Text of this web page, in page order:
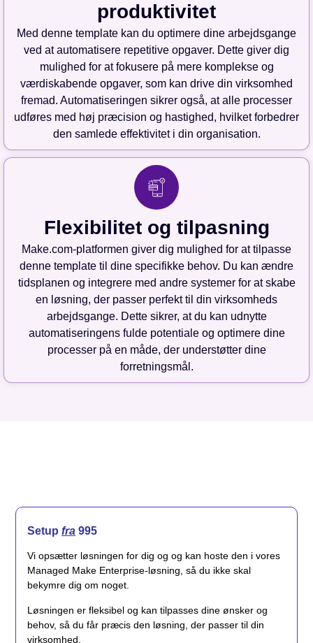
produktivitet
Med denne template kan du optimere dine arbejdsgange
ved at automatisere repetitive opgaver. Dette giver dig
mulighed for at fokusere på mere komplekse og
værdiskabende opgaver, som kan drive din virksomhed
fremad. Automatiseringen sikrer også, at alle processer
udføres med høj præcision og hastighed, hvilket forbedrer
den samlede effektivitet i din organisation.
Flexibilitet og tilpasning
Make.com-platformen giver dig mulighed for at tilpasse
denne template til dine specifikke behov. Du kan ændre
tidsplanen og integrere med andre systemer for at skabe
en løsning, der passer perfekt til din virksomheds
arbejdsgange. Dette sikrer, at du kan udnytte
automatiseringens fulde potentiale og optimere dine
processer på en måde, der understøtter dine
forretningsmål.
Setup fra 995
Vi opsætter løsningen for dig og og kan hoste den i vores
Managed Make Enterprise-løsning, så du ikke skal
bekymre dig om noget.
Løsningen er fleksibel og kan tilpasses dine ønsker og
behov, så du får præcis den løsning, der passer til din
virksomhed.